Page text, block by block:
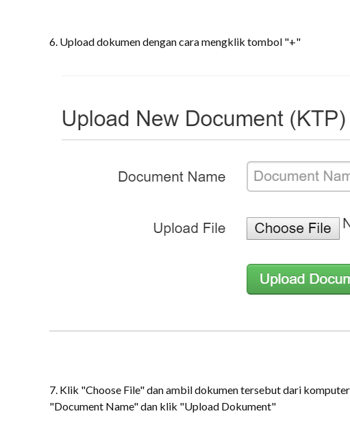
6. Upload dokumen dengan cara mengklik tombol "+"
7. Klik "Choose File" dan ambil dokumen tersebut dari
"Document Name" dan klik "Upload Dokument"